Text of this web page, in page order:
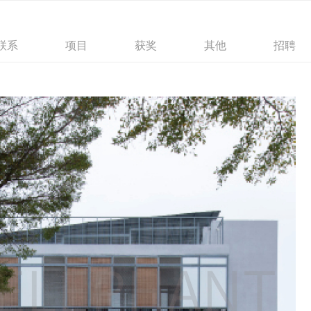
系 项目 获奖 其他 招聘